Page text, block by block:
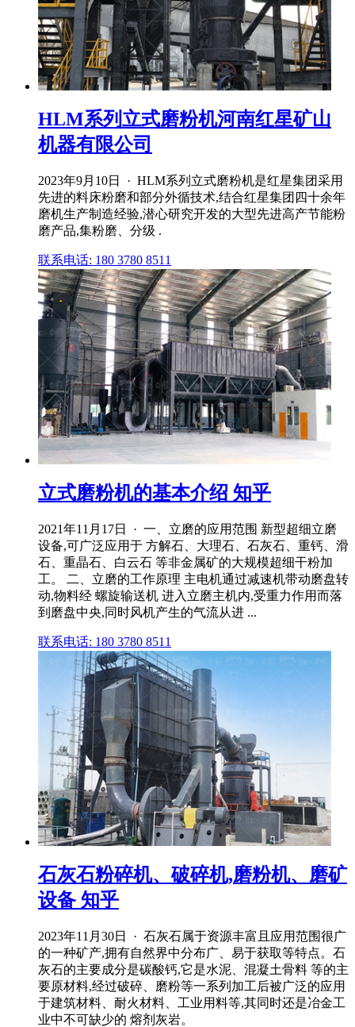
HLM系列立式磨粉机河南红星矿山
机器有限公司
2023年9月10日 · HLM系列立式磨粉机是红星集团采用
先进的料床粉磨和部分外循技术,结合红星集团四十余年
磨机生产制造经验,潜心研究开发的大型先进高产节能粉
磨产品,集粉磨、分级 .
联系电话: 180 3780 8511
立式磨粉机的基本介绍 知乎
2021年11月17日 · 一、立磨的应用范围 新型超细立磨
设备,可广泛应用于 方解石、大理石、石灰石、重钙、滑
石、重晶石、白云石 等非金属矿的大规模超细干粉加
工。 二、立磨的工作原理 主电机通过减速机带动磨盘转
动,物料经 螺旋输送机 进入立磨主机内,受重力作用而落
到磨盘中央,同时风机产生的气流从进 ...
联系电话: 180 3780 8511
石灰石粉碎机、破碎机,磨粉机、磨矿
设备 知乎
2023年11月30日 · 石灰石属于资源丰富且应用范围很广
的一种矿产,拥有自然界中分布广、易于获取等特点。石
灰石的主要成分是碳酸钙,它是水泥、混凝土骨料 等的主
要原材料,经过破碎、磨粉等一系列加工后被广泛的应用
于建筑材料、耐火材料、工业用料等,其同时还是冶金工
业中不可缺少的 熔剂灰岩。